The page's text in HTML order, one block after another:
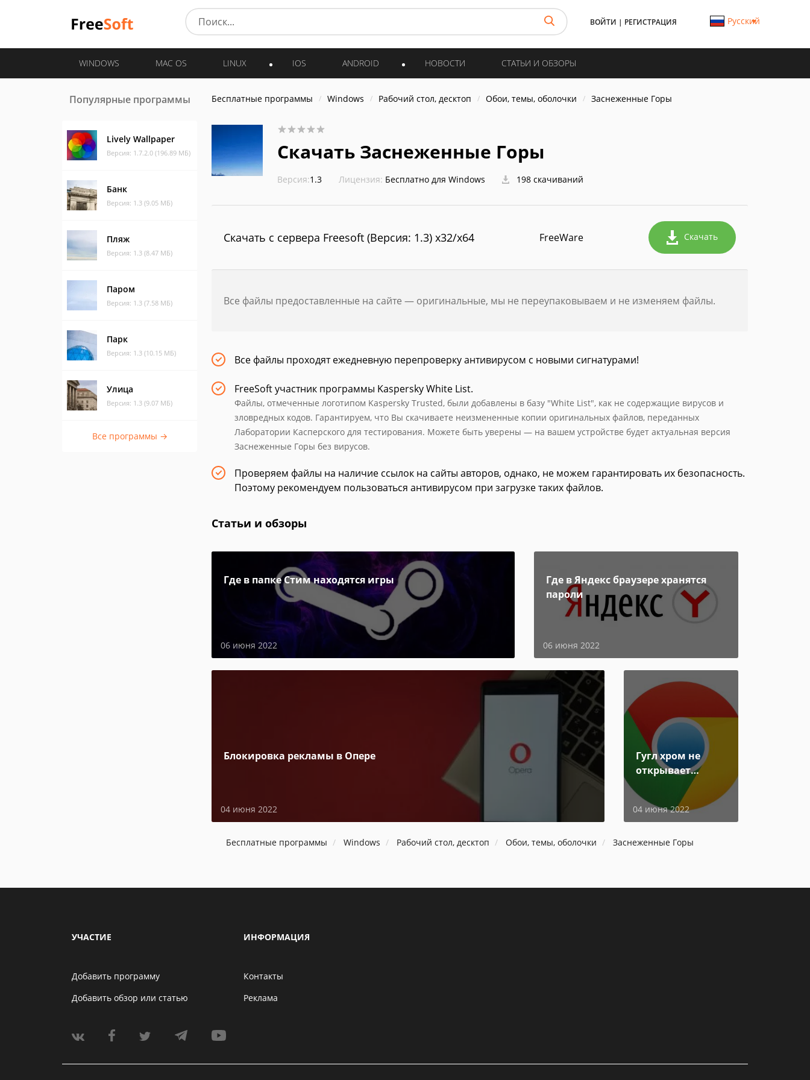
ВОЙТИ | РЕГИСТРАЦИЯ Русский
WINDOWS MAC OS LINUX IOS ANDROID НОВОСТИ СТАТЬИ И ОБЗОРЫ
Популярные программы
Lively Wallpaper
Версия: 1.7.2.0 (196.89 МБ)
Банк
Версия: 1.3 (9.05 МБ)
Пляж
Версия: 1.3 (8.47 МБ)
Паром
Версия: 1.3 (7.58 МБ)
Парк
Версия: 1.3 (10.15 МБ)
Улица
Версия: 1.3 (9.07 МБ)
Все программы →
Бесплатные программы Windows Рабочий стол, десктоп Обои, темы, оболочки Заснеженные Горы
Скачать Заснеженные Горы
Версия:1.3 Лицензия: Бесплатно для Windows 198 скачиваний
Скачать с сервера Freesoft (Версия: 1.3) x32/x64 FreeWare Скачать
Все файлы предоставленные на сайте — оригинальные, мы не переупаковываем и не изменяем файлы.
Все файлы проходят ежедневную перепроверку антивирусом с новыми сигнатурами!
FreeSoft участник программы Kaspersky White List.
Файлы, отмеченные логотипом Kaspersky Trusted, были добавлены в базу "White List", как не содержащие вирусов и
зловредных кодов. Гарантируем, что Вы скачиваете неизмененные копии оригинальных файлов, переданных
Лаборатории Касперского для тестирования. Можете быть уверены — на вашем устройстве будет актуальная версия
Заснеженные Горы без вирусов.
Проверяем файлы на наличие ссылок на сайты авторов, однако, не можем гарантировать их безопасность.
Поэтому рекомендуем пользоваться антивирусом при загрузке таких файлов.
Статьи и обзоры
Где в папке Стим находятся игры
06 июня 2022
Где в Яндекс браузере хранятся
пароли
06 июня 2022
Блокировка рекламы в Опере
04 июня 2022
Гугл хром не
открывает
04 июня 2022
Бесплатные программы Windows Рабочий стол, десктоп Обои, темы, оболочки Заснеженные Горы
УЧАСТИЕ
Добавить программу
Добавить обзор или статью
ИНФОРМАЦИЯ
Контакты
Реклама